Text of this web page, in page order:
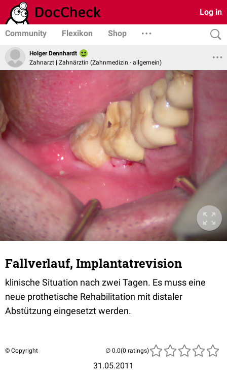
Log in
Community Flexikon Shop
Holger Dennhardt
Zahnarzt | Zahnärztin (Zahnmedizin - allgemein)
Fallverlauf, Implantatrevision
klinische Situation nach zwei Tagen. Es muss eine
neue prothetische Rehabilitation mit distaler
Abstützung eingesetzt werden.
© Copyright
31.05.2011
(0 ratings)